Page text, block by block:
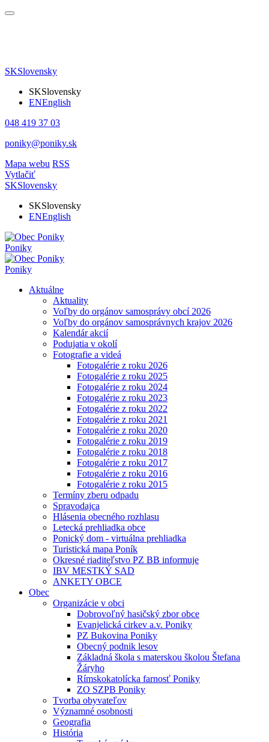
SKSlovensky
SKSlovensky
ENEnglish
048 419 37 03
poniky@poniky.sk
Mapa webu RSS
Vytlačiť
SKSlovensky
SKSlovensky
ENEnglish
Poniky
Poniky
Aktuálne
Aktuality
Voľby do orgánov samosprávy obcí 2026
Voľby do orgánov samosprávnych krajov 2026
Kalendár akcií
Podujatia v okolí
Fotografie a videá
Fotogalérie z roku 2026
Fotogalérie z roku 2025
Fotogalérie z roku 2024
Fotogalérie z roku 2023
Fotogalérie z roku 2022
Fotogalérie z roku 2021
Fotogalérie z roku 2020
Fotogalérie z roku 2019
Fotogalérie z roku 2018
Fotogalérie z roku 2017
Fotogalérie z roku 2016
Fotogalérie z roku 2015
Termíny zberu odpadu
Spravodajca
Hlásenia obecného rozhlasu
Letecká prehliadka obce
Ponický dom - virtuálna prehliadka
Turistická mapa Poník
Okresné riaditeľstvo PZ BB informuje
IBV MESTKÝ SAD
ANKETY OBCE
Obec
Organizácie v obci
Dobrovoľný hasičský zbor obce
Evanjelická cirkev a.v. Poniky
PZ Bukovina Poniky
Obecný podnik lesov
Základná škola s materskou školou Štefana
Žáryho
Rímskokatolícka farnosť Poniky
ZO SZPB Poniky
Tvorba obyvateľov
Významné osobnosti
Geografia
História